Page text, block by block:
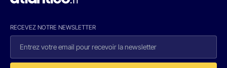
RECEVEZ NOTRE NEWSLETTER